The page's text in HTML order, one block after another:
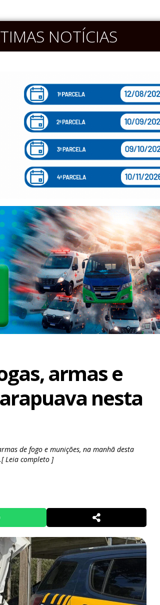
NOTÍCIAS
armas e
nesta
de fogo e munições, na manhã desta
Leia completo ]